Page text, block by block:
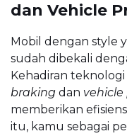
dan Vehicle
Mobil dengan style
sudah dibekali
Kehadiran teknologi
braking dan
memberikan
itu, kamu sebagai